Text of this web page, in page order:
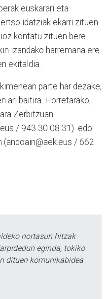
euskarari eta
idatziak ekarri zituen.
kontatu zituen bere
izandako harremana ere.
ekitaldia.
parte har dezake,
ari baitira. Horretarako,
Zerbitzuan
/ 943 30 08 31) edo
(andoain@aek.eus / 662
nortasun hitzak
eginda, tokiko
dituen komunikabidea